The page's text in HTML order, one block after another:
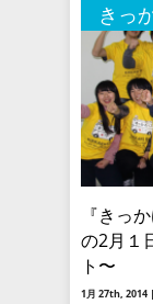
きっ
『きっ
の2月１
ト〜
1月 27th, 2014 |